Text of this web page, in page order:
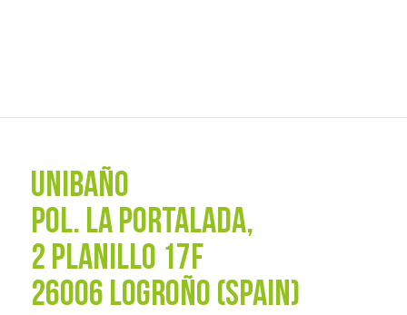
UNIBAÑO
POL. La Portalada,
2 PLANILLO 17F
26006 LOGROÑO (SPAIN)